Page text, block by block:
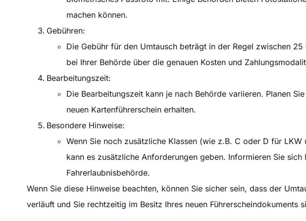
machen können.
Gebühren:
Die Gebühr für den Umtausch beträgt in der Regel zwischen
bei Ihrer Behörde über die genauen Kosten und
Bearbeitungszeit:
Die Bearbeitungszeit kann je nach Behörde variieren. Planen
neuen Kartenführerschein erhalten.
Besondere Hinweise:
Wenn Sie noch zusätzliche Klassen (wie z.B. C oder D für LKW
kann es zusätzliche Anforderungen geben. Informieren Sie
Fahrerlaubnisbehörde.
Wenn Sie diese Hinweise beachten, können Sie sicher sein, dass der
verläuft und Sie rechtzeitig im Besitz Ihres neuen Führerscheindokuments